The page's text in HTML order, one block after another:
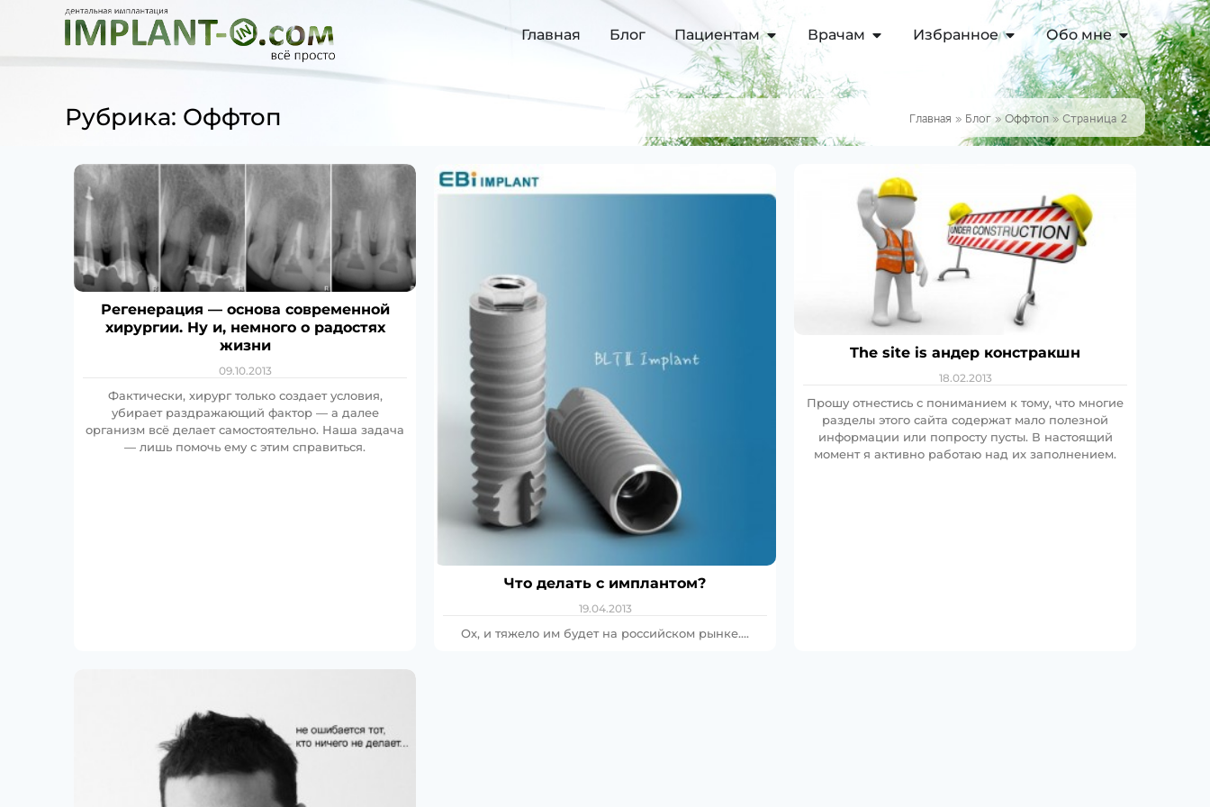
Главная Блог Пациентам Врачам Избранное Обо мне
Рубрика: Оффтоп Главная » Блог »Оффтоп» Страница 2
Регенерация — основа современной
хирургии. Ну и, немного о радостях
жизни
09.10.2013
Фактически, хирург только создает условия,
убирает раздражающий фактор — а далее
организм всё делает самостоятельно. Наша задача
— лишь помочь ему с этим справиться.
Что делать с имплантом?
19.04.2013
Ох, и тяжело им будет на российском рынке….
The site is андер констракшн
18.02.2013
Прошу отнестись с пониманием к тому, что многие
разделы этого сайта содержат мало полезной
информации или попросту пусты. В настоящий
момент я активно работаю над их заполнением.